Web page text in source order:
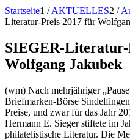
Startseite1 / AKTUELLES2 /
Literatur-Preis 2017 für
SIEGER-Literatur-
Wolfgang Jakubek
(wm) Nach mehrjähriger
Briefmarken-Börse
Preise, und zwar für das Jahr
Hermann E. Sieger stiftete im
philatelistische Literatur. Die